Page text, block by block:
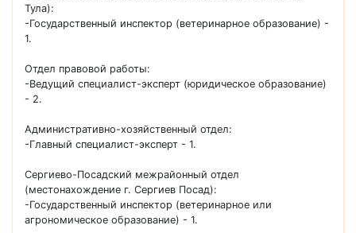
Тула):
-Государственный инспектор (ветеринарное образование) -
1.
Отдел правовой работы:
-Ведущий специалист-эксперт (юридическое образование)
- 2.
Административно-хозяйственный отдел:
-Главный специалист-эксперт - 1.
Сергиево-Посадский межрайонный отдел
(местонахождение г. Сергиев Посад):
-Государственный инспектор (ветеринарное или
агрономическое образование) - 1.